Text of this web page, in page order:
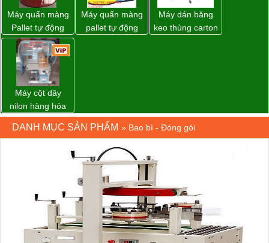
Máy quấn màng
Pallet tự động
WP-55 xuất xứ
Đài Loan
Máy quấn màng
pallet tự động
Máy dán băng
keo thùng carton
Máy cột dây
nilon hàng hóa
model CY-100
DANH MỤC SẢN PHẨM » Bao bì - Đóng gói